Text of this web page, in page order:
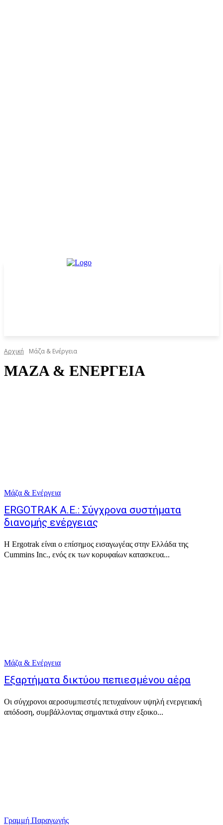
Αρχική Μάζα & Ενέργεια
ΜΆΖΑ & ΕΝΈΡΓΕΙΑ
Μάζα & Ενέργεια
ERGOTRAK A.E.: Σύγχρονα συστήματα
διανομής ενέργειας
Η Ergotrak είναι ο επίσημος εισαγωγέας στην Ελλάδα της
Cummins Inc., ενός εκ των κορυφαίων κατασκευα...
Μάζα & Ενέργεια
Εξαρτήματα δικτύου πεπιεσμένου αέρα
Οι σύγχρονοι αεροσυμπιεστές πετυχαίνουν υψηλή ενεργειακή
απόδοση, συμβάλλοντας σημαντικά στην εξοικο...
Γραμμή Παραγωγής